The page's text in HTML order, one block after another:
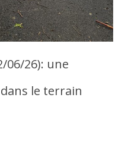
06/26): une
le terrain